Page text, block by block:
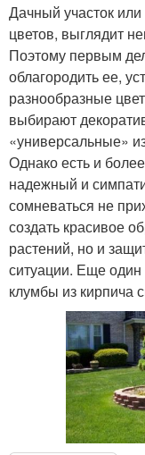
Дачный участок
цветов, выглядит
Поэтому первым
облагородить ее,
разнообразные
выбирают
«универсальные»
Однако есть и
надежный и
сомневаться не
создать красивое
растений, но и
ситуации. Еще
клумбы из кирпича